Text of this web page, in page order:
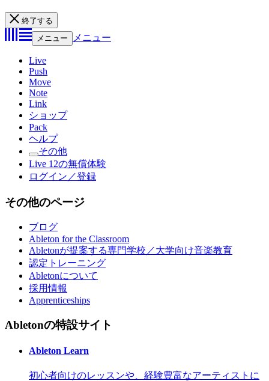
終了する
メニュー
メニュー
Live
Push
Move
Note
Link
ショップ
Pack
ヘルプ
その他
Live 12の無償体験
ログイン／登録
その他のページ
ブログ
Ableton for the Classroom
Abletonが提案する専門学校／大学向け音楽教育
認定トレーニング
Abletonについて
採用情報
Apprenticeships
Abletonの特設サイト
Ableton Learn
初心者向けのレッスンや、経験豊富なアーティストに